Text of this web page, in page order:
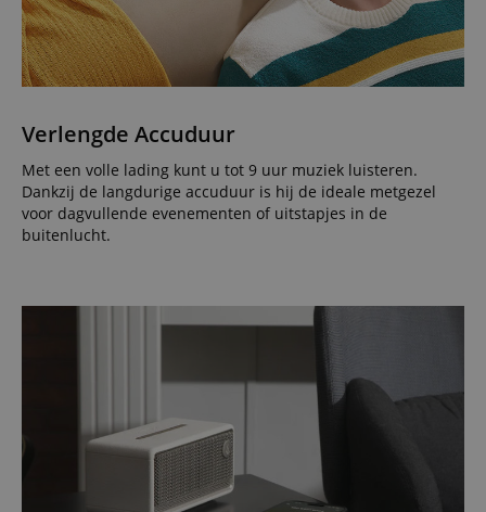
Verlengde Accuduur
Met een volle lading kunt u tot 9 uur muziek luisteren.
Dankzij de langdurige accuduur is hij de ideale metgezel
voor dagvullende evenementen of uitstapjes in de
buitenlucht.